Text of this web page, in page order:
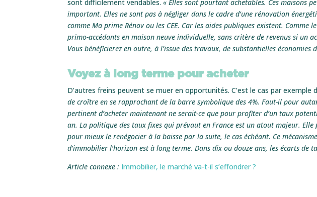
sont difficilement vendables.« Elles sont pourtant achetables. Ces maisons
important. Elles ne sont pas à négliger dans le cadre d’une rénovation
comme Ma prime Rénov ou les CEE. Car les aides publiques existent. Comme
primo-accédants en maison neuve individuelle, sans critère de revenus si un
Vous bénéficierez en outre, à l’issue des travaux, de substantielles économies
Voyez à long terme pour acheter
D’autres freins peuvent se muer en opportunités. C’est le cas par exemple
de croître en se rapprochant de la barre symbolique des 4%. Faut-il pour
pertinent d’acheter maintenant ne serait-ce que pour profiter d’un taux
an. La politique des taux fixes qui prévaut en France est un atout majeur. Elle
pour mieux le renégocier à la baisse par la suite, le cas échéant. Ce
d’immobilier l’horizon est à long terme. Dans dix ou douze ans, les écarts de
Article connexe : Immobilier, le marché va-t-il s’effondrer ?